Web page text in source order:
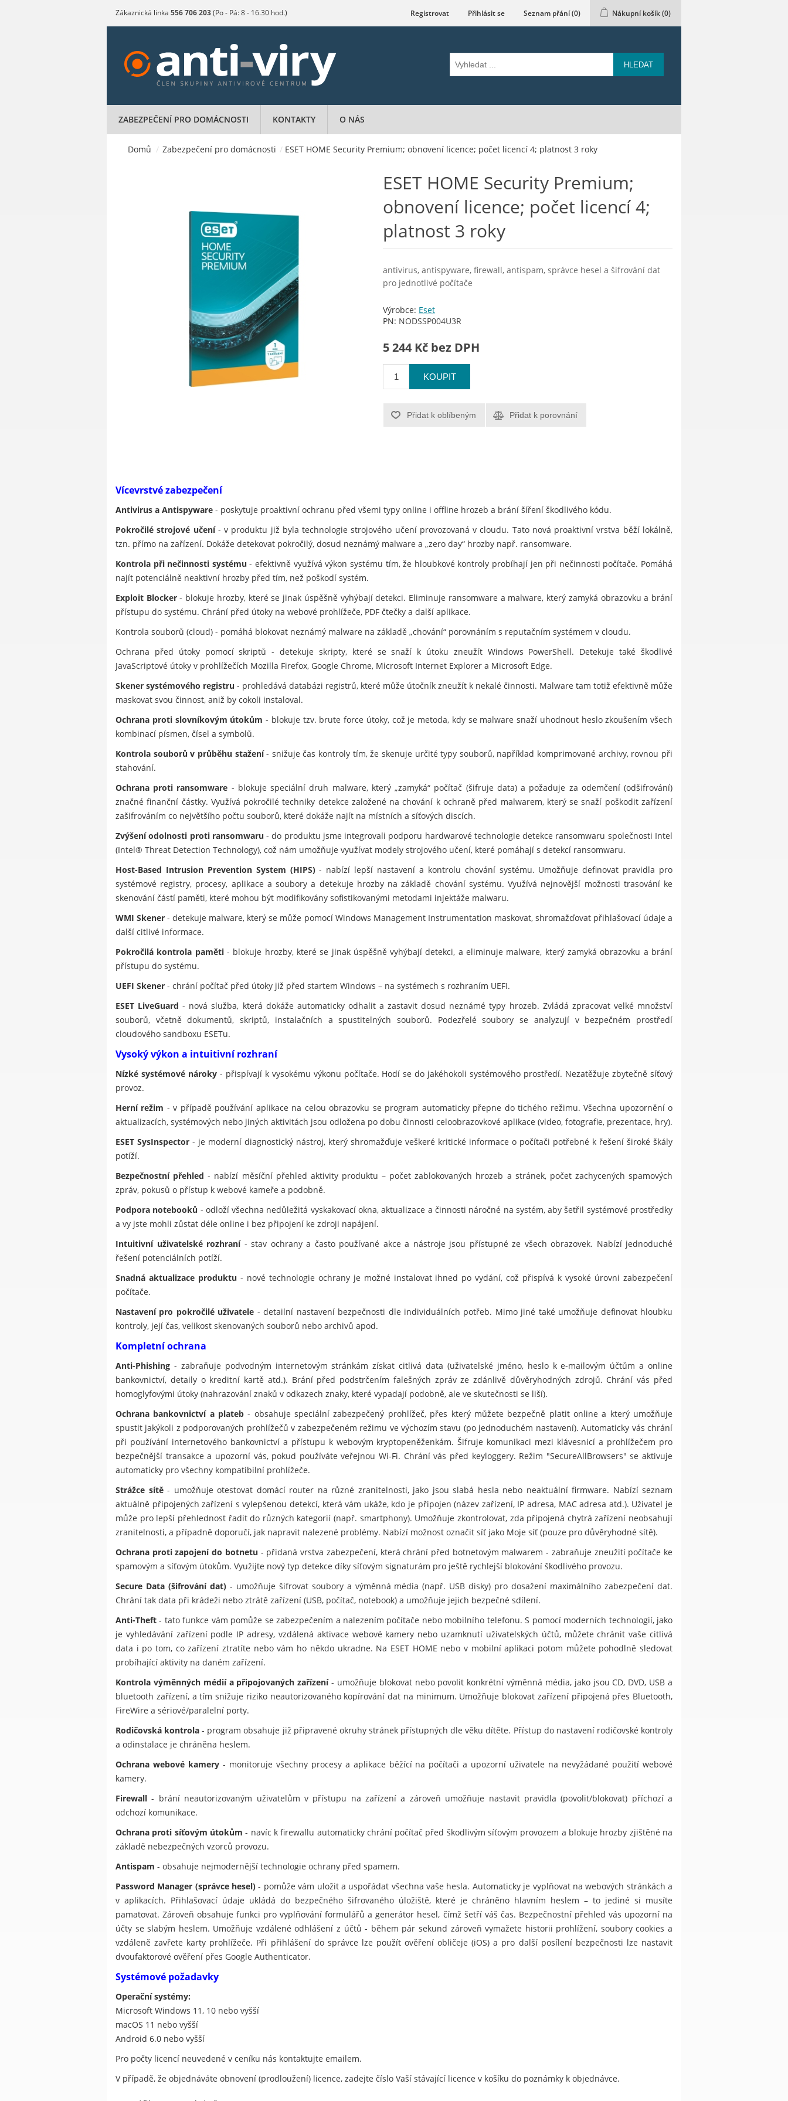
Zákaznická linka 556 706 203(Po - Pá: 8 - 16.30 hod.) Registrovat Přihlásit se Seznam přání(0) Nákupní košík(0)
HLEDAT
ZABEZPEČENÍ PRO DOMÁCNOSTI KONTAKTY O NÁS
Domů / Zabezpečení pro domácnosti / ESET HOME Security Premium; obnovení licence; počet licencí 4; platnost 3 roky
ESET HOME Security Premium;
obnovení licence; počet licencí 4;
platnost 3 roky
antivirus, antispyware, firewall, antispam, správce hesel a šifrování dat
pro jednotlivé počítače
Výrobce: Eset
PN: NODSSP004U3R
5 244 Kč bez DPH
KOUPIT
Přidat k oblíbeným Přidat k porovnání
Vícevrstvé zabezpečení
Antivirus a Antispyware - poskytuje proaktivní ochranu před všemi typy online i offline hrozeb a brání šíření škodlivého kódu.
Pokročilé strojové učení- v produktu již byla technologie strojového učení provozovaná v cloudu. Tato nová proaktivní vrstva běží lokálně,
tzn. přímo na zařízení. Dokáže detekovat pokročilý, dosud neznámý malware a „zero day“ hrozby např. ransomware.
Kontrola při nečinnosti systému - efektivně využívá výkon systému tím, že hloubkové kontroly probíhají jen při nečinnosti počítače. Pomáhá
najít potenciálně neaktivní hrozby před tím, než poškodí systém.
Exploit Blocker- blokuje hrozby, které se jinak úspěšně vyhýbají detekci. Eliminuje ransomware a malware, který zamyká obrazovku a brání
přístupu do systému. Chrání před útoky na webové prohlížeče, PDF čtečky a další aplikace.
Kontrola souborů (cloud) - pomáhá blokovat neznámý malware na základě „chování“ porovnáním s reputačním systémem v cloudu.
Ochrana před útoky pomocí skriptů - detekuje skripty, které se snaží k útoku zneužít Windows PowerShell. Detekuje také škodlivé
JavaScriptové útoky v prohlížečích Mozilla Firefox, Google Chrome, Microsoft Internet Explorer a Microsoft Edge.
Skener systémového registru - prohledává databázi registrů, které může útočník zneužít k nekalé činnosti. Malware tam totiž efektivně může
maskovat svou činnost, aniž by cokoli instaloval.
Ochrana proti slovníkovým útokům - blokuje tzv. brute force útoky, což je metoda, kdy se malware snaží uhodnout heslo zkoušením všech
kombinací písmen, čísel a symbolů.
Kontrola souborů v průběhu stažení- snižuje čas kontroly tím, že skenuje určité typy souborů, například komprimované archivy, rovnou při
stahování.
Ochrana proti ransomware - blokuje speciální druh malware, který „zamyká“ počítač (šifruje data) a požaduje za odemčení (odšifrování)
značné finanční částky. Využívá pokročilé techniky detekce založené na chování k ochraně před malwarem, který se snaží poškodit zařízení
zašifrováním co největšího počtu souborů, které dokáže najít na místních a síťových discích.
Zvýšení odolnosti proti ransomwaru - do produktu jsme integrovali podporu hardwarové technologie detekce ransomwaru společnosti Intel
(Intel® Threat Detection Technology), což nám umožňuje využívat modely strojového učení, které pomáhají s detekcí ransomwaru.
Host-Based Intrusion Prevention System (HIPS)- nabízí lepší nastavení a kontrolu chování systému. Umožňuje definovat pravidla pro
systémové registry, procesy, aplikace a soubory a detekuje hrozby na základě chování systému. Využívá nejnovější možnosti trasování ke
skenování částí paměti, které mohou být modifikovány sofistikovanými metodami injektáže malwaru.
WMI Skener - detekuje malware, který se může pomocí Windows Management Instrumentation maskovat, shromažďovat přihlašovací údaje a
další citlivé informace.
Pokročilá kontrola paměti- blokuje hrozby, které se jinak úspěšně vyhýbají detekci, a eliminuje malware, který zamyká obrazovku a brání
přístupu do systému.
UEFI Skener - chrání počítač před útoky již před startem Windows – na systémech s rozhraním UEFI.
ESET LiveGuard - nová služba, která dokáže automaticky odhalit a zastavit dosud neznámé typy hrozeb. Zvládá zpracovat velké množství
souborů, včetně dokumentů, skriptů, instalačních a spustitelných souborů. Podezřelé soubory se analyzují v bezpečném prostředí
cloudového sandboxu ESETu.
Vysoký výkon a intuitivní rozhraní
Nízké systémové nároky- přispívají k vysokému výkonu počítače. Hodí se do jakéhokoli systémového prostředí. Nezatěžuje zbytečně síťový
provoz.
Herní režim - v případě používání aplikace na celou obrazovku se program automaticky přepne do tichého režimu. Všechna upozornění o
aktualizacích, systémových nebo jiných aktivitách jsou odložena po dobu činnosti celoobrazovkové aplikace (video, fotografie, prezentace, hry).
ESET SysInspector - je moderní diagnostický nástroj, který shromažďuje veškeré kritické informace o počítači potřebné k řešení široké škály
potíží.
Bezpečnostní přehled - nabízí měsíční přehled aktivity produktu – počet zablokovaných hrozeb a stránek, počet zachycených spamových
zpráv, pokusů o přístup k webové kameře a podobně.
Podpora notebooků - odloží všechna nedůležitá vyskakovací okna, aktualizace a činnosti náročné na systém, aby šetřil systémové prostředky
a vy jste mohli zůstat déle online i bez připojení ke zdroji napájení.
Intuitivní uživatelské rozhraní- stav ochrany a často používané akce a nástroje jsou přístupné ze všech obrazovek. Nabízí jednoduché
řešení potenciálních potíží.
Snadná aktualizace produktu - nové technologie ochrany je možné instalovat ihned po vydání, což přispívá k vysoké úrovni zabezpečení
počítače.
Nastavení pro pokročilé uživatele - detailní nastavení bezpečnosti dle individuálních potřeb. Mimo jiné také umožňuje definovat hloubku
kontroly, její čas, velikost skenovaných souborů nebo archivů apod.
Kompletní ochrana
Anti-Phishing - zabraňuje podvodným internetovým stránkám získat citlivá data (uživatelské jméno, heslo k e-mailovým účtům a online
bankovnictví, detaily o kreditní kartě atd.). Brání před podstrčením falešných zpráv ze zdánlivě důvěryhodných zdrojů. Chrání vás před
homoglyfovými útoky (nahrazování znaků v odkazech znaky, které vypadají podobně, ale ve skutečnosti se liší).
Ochrana bankovnictví a plateb - obsahuje speciální zabezpečený prohlížeč, přes který můžete bezpečně platit online a který umožňuje
spustit jakýkoli z podporovaných prohlížečů v zabezpečeném režimu ve výchozím stavu (po jednoduchém nastavení). Automaticky vás chrání
při používání internetového bankovnictví a přístupu k webovým kryptopeněženkám. Šifruje komunikaci mezi klávesnicí a prohlížečem pro
bezpečnější transakce a upozorní vás, pokud používáte veřejnou Wi-Fi. Chrání vás před keyloggery. Režim "SecureAllBrowsers" se aktivuje
automaticky pro všechny kompatibilní prohlížeče.
Strážce sítě- umožňuje otestovat domácí router na různé zranitelnosti, jako jsou slabá hesla nebo neaktuální firmware. Nabízí seznam
aktuálně připojených zařízení s vylepšenou detekcí, která vám ukáže, kdo je připojen (název zařízení, IP adresa, MAC adresa atd.). Uživatel je
může pro lepší přehlednost řadit do různých kategorií (např. smartphony). Umožňuje zkontrolovat, zda připojená chytrá zařízení neobsahují
zranitelnosti, a případně doporučí, jak napravit nalezené problémy. Nabízí možnost označit síť jako Moje síť (pouze pro důvěryhodné sítě).
Ochrana proti zapojení do botnetu - přidaná vrstva zabezpečení, která chrání před botnetovým malwarem - zabraňuje zneužití počítače ke
spamovým a síťovým útokům. Využijte nový typ detekce díky síťovým signaturám pro ještě rychlejší blokování škodlivého provozu.
Secure Data (šifrování dat)- umožňuje šifrovat soubory a výměnná média (např. USB disky) pro dosažení maximálního zabezpečení dat.
Chrání tak data při krádeži nebo ztrátě zařízení (USB, počítač, notebook) a umožňuje jejich bezpečné sdílení.
Anti-Theft - tato funkce vám pomůže se zabezpečením a nalezením počítače nebo mobilního telefonu. S pomocí moderních technologií, jako
je vyhledávání zařízení podle IP adresy, vzdálená aktivace webové kamery nebo uzamknutí uživatelských účtů, můžete chránit vaše citlivá
data i po tom, co zařízení ztratíte nebo vám ho někdo ukradne. Na ESET HOME nebo v mobilní aplikaci potom můžete pohodlně sledovat
probíhající aktivity na daném zařízení.
Kontrola výměnných médií a připojovaných zařízení- umožňuje blokovat nebo povolit konkrétní výměnná média, jako jsou CD, DVD, USB a
bluetooth zařízení, a tím snižuje riziko neautorizovaného kopírování dat na minimum. Umožňuje blokovat zařízení připojená přes Bluetooth,
FireWire a sériové/paralelní porty.
Rodičovská kontrola - program obsahuje již připravené okruhy stránek přístupných dle věku dítěte. Přístup do nastavení rodičovské kontroly
a odinstalace je chráněna heslem.
Ochrana webové kamery- monitoruje všechny procesy a aplikace běžící na počítači a upozorní uživatele na nevyžádané použití webové
kamery.
Firewall - brání neautorizovaným uživatelům v přístupu na zařízení a zároveň umožňuje nastavit pravidla (povolit/blokovat) příchozí a
odchozí komunikace.
Ochrana proti síťovým útokům - navíc k firewallu automaticky chrání počítač před škodlivým síťovým provozem a blokuje hrozby zjištěné na
základě nebezpečných vzorců provozu.
Antispam - obsahuje nejmodernější technologie ochrany před spamem.
Password Manager (správce hesel) - pomůže vám uložit a uspořádat všechna vaše hesla. Automaticky je vyplňovat na webových stránkách a
v aplikacích. Přihlašovací údaje ukládá do bezpečného šifrovaného úložiště, které je chráněno hlavním heslem – to jediné si musíte
pamatovat. Zároveň obsahuje funkci pro vyplňování formulářů a generátor hesel, čímž šetří váš čas. Bezpečnostní přehled vás upozorní na
účty se slabým heslem. Umožňuje vzdálené odhlášení z účtů - během pár sekund zároveň vymažete historii prohlížení, soubory cookies a
vzdáleně zavřete karty prohlížeče. Při přihlášení do správce lze použít ověření obličeje (iOS) a pro další posílení bezpečnosti lze nastavit
dvoufaktorové ověření přes Google Authenticator.
Systémové požadavky
Operační systémy:
Microsoft Windows 11, 10 nebo vyšší
macOS 11 nebo vyšší
Android 6.0 nebo vyšší
Pro počty licencí neuvedené v ceníku nás kontaktujte emailem.
V případě, že objednáváte obnovení (prodloužení) licence, zadejte číslo Vaší stávající licence v košíku do poznámky k objednávce.